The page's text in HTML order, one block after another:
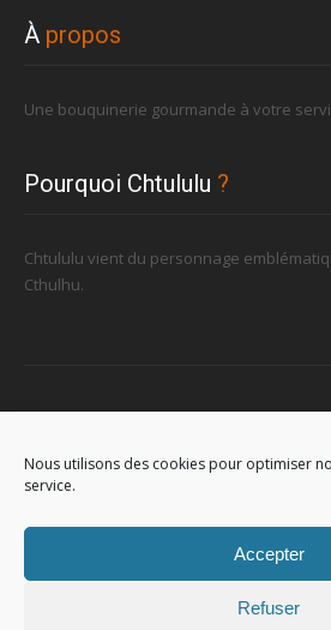
Nous utilisons des cookies pour optimiser
service.
Accepter
Refuser
À propos
Une bouquinerie gourmande à votre
Pourquoi Chtululu ?
Chtululu vient du personnage
Cthulhu.